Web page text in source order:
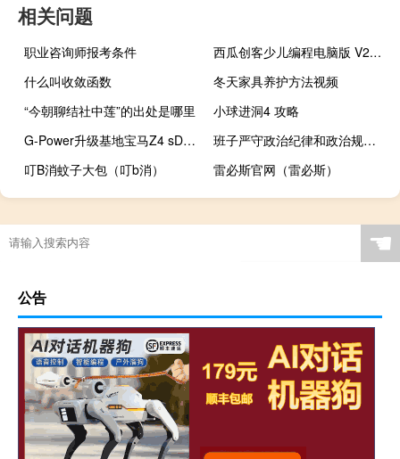
相关问题
职业咨询师报考条件
西瓜创客少儿编程电脑版 V2.4.4 官方PC版（西瓜创客少儿编程电脑版 V2.4.4 官方PC版功能简介）
什么叫收敛函数
冬天家具养护方法视频
“今朝聊结社中莲”的出处是哪里
小球进洞4 攻略
G-Power升级基地宝马Z4 sDrive18i至204 PS
班子严守政治纪律和政治规矩方面存在的问题（班子政治纪律和政治规矩方面存在的问题）
叮B消蚊子大包（叮b消）
雷必斯官网（雷必斯）
☚
公告